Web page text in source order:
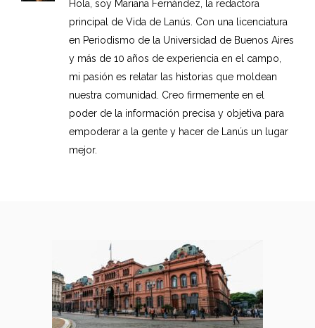
Hola, soy Mariana Fernández, la redactora
principal de Vida de Lanús. Con una licenciatura
en Periodismo de la Universidad de Buenos Aires
y más de 10 años de experiencia en el campo,
mi pasión es relatar las historias que moldean
nuestra comunidad. Creo firmemente en el
poder de la información precisa y objetiva para
empoderar a la gente y hacer de Lanús un lugar
mejor.